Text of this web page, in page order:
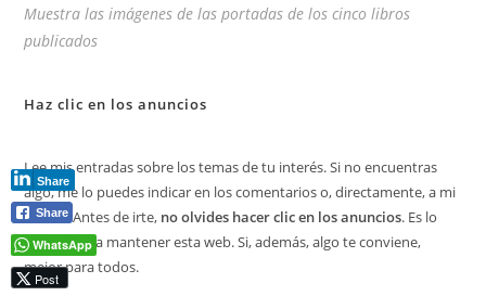
Muestra las imágenes de las portadas de los cinco libros
publicados
Haz clic en los anuncios
Lee mis entradas sobre los temas de tu interés. Si no encuentras
algo, me lo puedes indicar en los comentarios o, directamente, a mi
correo. Antes de irte, no olvides hacer clic en los anuncios. Es lo
que ayuda a mantener esta web. Si, además, algo te conviene,
mejor para todos.
Share
Share
WhatsApp
Post